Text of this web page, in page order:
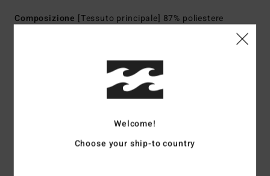
Composizione [Tessuto principale] 87% poliestere
Recensioni dei clienti
Welcome!
Choose your ship-to country